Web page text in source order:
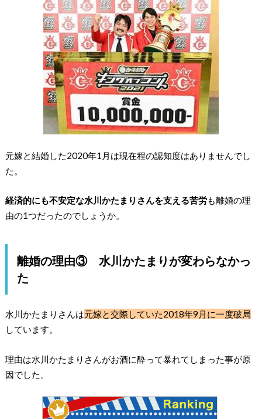
元嫁と結婚した2020年1月は現在程の認知度はありませんでし
た。
経済的にも不安定な水川かたまりさんを支える苦労も離婚の理
由の1つだったのでしょうか。
離婚の理由③ 水川かたまりが変わらなかっ
た
水川かたまりさんは元嫁と交際していた2018年9月に一度破局
しています。
理由は水川かたまりさんがお酒に酔って暴れてしまった事が原
因でした。